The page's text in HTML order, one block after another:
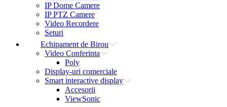
IP Dome Camere
IP PTZ Camere
Video Recordere
Seturi
Echipament de Birou
Video Conferinta
Poly
Display-uri comerciale
Smart interactive display
Accesorii
ViewSonic